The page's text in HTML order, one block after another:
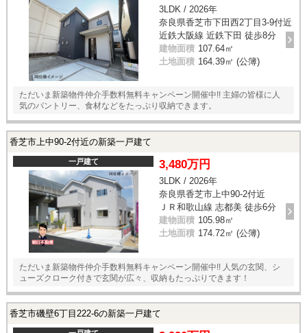
3LDK / 2026年
奈良県香芝市下田西2丁目3-9付近
近鉄大阪線 近鉄下田 徒歩8分
建物面積 107.64㎡
土地面積 164.39㎡ (公簿)
ただいま新築物件仲介手数料無料キャンペーン開催中!! 主婦の皆様に人
気のパントリー、食材などをたっぷり収納できます。
香芝市上中90-2付近の新築一戸建て
一戸建て 3,480万円
3LDK / 2026年
奈良県香芝市上中90-2付近
ＪＲ和歌山線 志都美 徒歩6分
建物面積 105.98㎡
土地面積 174.72㎡ (公簿)
ただいま新築物件仲介手数料無料キャンペーン開催中!! 人気の玄関、シ
ューズクローク付きで玄関が広々、収納もたっぷりできます！
香芝市磯壁6丁目222-6の新築一戸建て